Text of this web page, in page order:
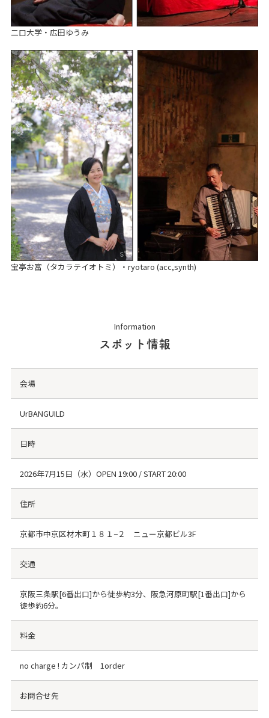
二口大学・広田ゆうみ
宝亭お富（タカラテイオトミ）・ryotaro (acc,synth)
Information
スポット情報
会場
UrBANGUILD
日時
2026年7月15日（水）OPEN 19:00 / START 20:00
住所
京都市中京区材木町１８１−２ ニュー京都ビル3F
交通
京阪三条駅[6番出口]から徒歩約3分、阪急河原町駅[1番出口]から
徒歩約6分。
料金
no charge ! カンパ制 1order
お問合せ先